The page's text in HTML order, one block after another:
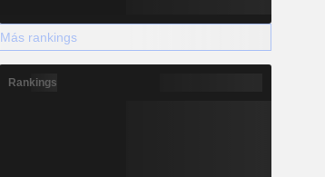
Más rankings
Rankings